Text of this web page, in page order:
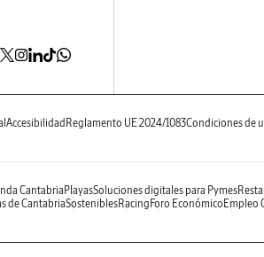
Accesibilidad Reglamento UE 2024/1083Condiciones de
CantabriaPlayasSoluciones digitales para Pymes
de CantabriaSosteniblesRacing Foro Económico Empleo